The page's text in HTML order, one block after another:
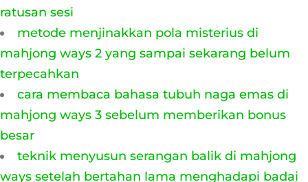
ratusan sesi
metode menjinakkan pola misterius di
mahjong ways 2 yang sampai sekarang belum
terpecahkan
cara membaca bahasa tubuh naga emas di
mahjong ways 3 sebelum memberikan bonus
besar
teknik menyusun serangan balik di mahjong
ways setelah bertahan lama menghadapi badai